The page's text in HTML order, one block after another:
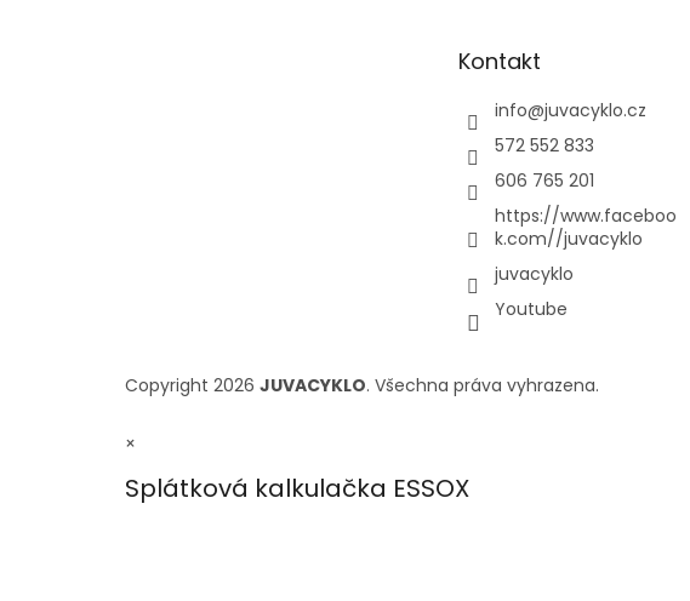
Kontakt
info@juvacyklo.cz
572 552 833
606 765 201
https://www.faceboo
k.com//juvacyklo
juvacyklo
Youtube
Copyright 2026 JUVACYKLO. Všechna práva vyhrazena.
×
Splátková kalkulačka ESSOX